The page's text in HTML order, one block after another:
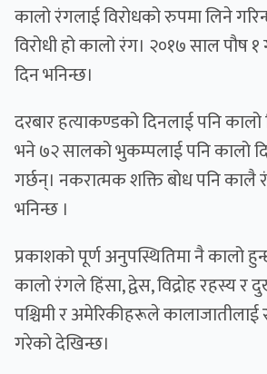
कालो रंगलाई विरोधको रुपमा लिने
विरोधी हो कालो रंग। २०१७ साल पौष
दिन भनिन्छ।
दरबार हत्याकण्डको दिनलाई पनि
भने ७२ सालको भुकम्पलाई पनि कालो
गर्छन्। नकरात्मक शक्ति बोध पनि कालै
भनिन्छ ।
प्रकाशको पूर्ण अनुपस्थितिमा नै कालो
कालो रंगले हिंसा, द्वेस, विद्रोह रहस्य
पश्चिमी र अमेरिकीहरूले कालाजातीलाई
गरेको देखिन्छ।